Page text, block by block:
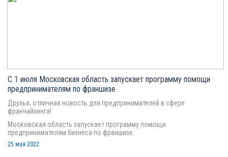
С 1 июля Московская область запускает программу помощи
предпринимателям по франшизе
Друзья, отличная новость для предпринимателей в сфере
франчайзинга!
Московская область запускает программу помощи
предпринимателям бизнеса по франшизе.
25 мая 2022